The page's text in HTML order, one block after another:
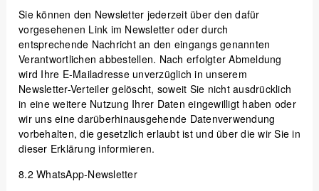
Sie können den Newsletter jederzeit über den dafür
vorgesehenen Link im Newsletter oder durch
entsprechende Nachricht an den eingangs genannten
Verantwortlichen abbestellen. Nach erfolgter Abmeldung
wird Ihre E-Mailadresse unverzüglich in unserem
Newsletter-Verteiler gelöscht, soweit Sie nicht ausdrücklich
in eine weitere Nutzung Ihrer Daten eingewilligt haben oder
wir uns eine darüberhinausgehende Datenverwendung
vorbehalten, die gesetzlich erlaubt ist und über die wir Sie in
dieser Erklärung informieren.
8.2 WhatsApp-Newsletter